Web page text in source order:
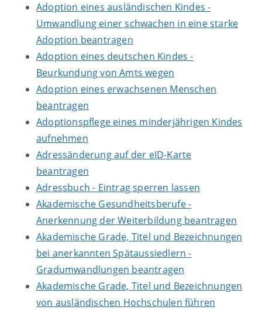
Adoption eines ausländischen Kindes -
Umwandlung einer schwachen in eine starke
Adoption beantragen
Adoption eines deutschen Kindes -
Beurkundung von Amts wegen
Adoption eines erwachsenen Menschen
beantragen
Adoptionspflege eines minderjährigen Kindes
aufnehmen
Adressänderung auf der eID-Karte
beantragen
Adressbuch - Eintrag sperren lassen
Akademische Gesundheitsberufe -
Anerkennung der Weiterbildung beantragen
Akademische Grade, Titel und Bezeichnungen
bei anerkannten Spätaussiedlern -
Gradumwandlungen beantragen
Akademische Grade, Titel und Bezeichnungen
von ausländischen Hochschulen führen